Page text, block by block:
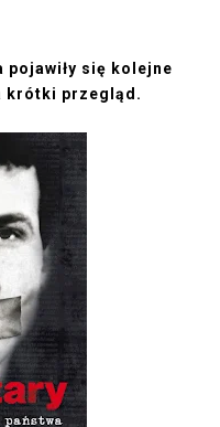
pojawiły się kolejne
krótki przegląd.